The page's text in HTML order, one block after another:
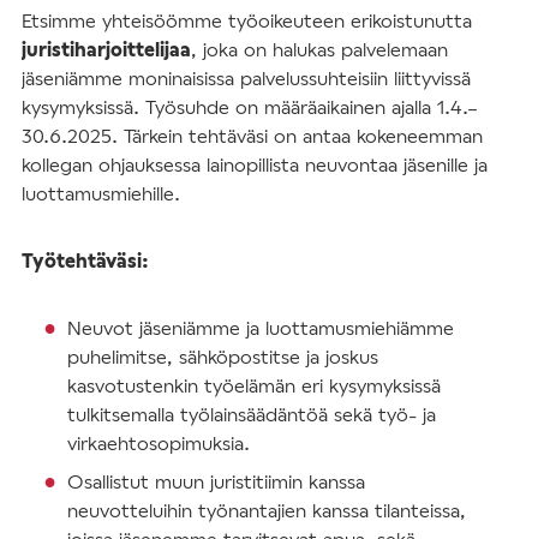
Etsimme yhteisöömme työoikeuteen erikoistunutta
juristiharjoittelijaa , joka on halukas palvelemaan
jäseniämme moninaisissa palvelussuhteisiin liittyvissä
kysymyksissä. Työsuhde on määräaikainen ajalla 1.4.–
30.6.2025. Tärkein tehtäväsi on antaa kokeneemman
kollegan ohjauksessa lainopillista neuvontaa jäsenille ja
luottamusmiehille.
Työtehtäväsi:
Neuvot jäseniämme ja luottamusmiehiämme
puhelimitse, sähköpostitse ja joskus
kasvotustenkin työelämän eri kysymyksissä
tulkitsemalla työlainsäädäntöä sekä työ- ja
virkaehtosopimuksia.
Osallistut muun juristitiimin kanssa
neuvotteluihin työnantajien kanssa tilanteissa,